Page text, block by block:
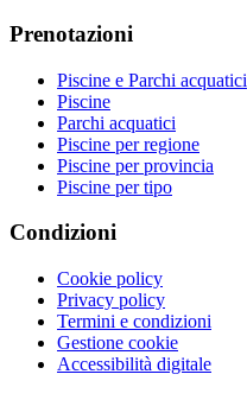
Prenotazioni
Piscine e Parchi acquatici
Piscine
Parchi acquatici
Piscine per regione
Piscine per provincia
Piscine per tipo
Condizioni
Cookie policy
Privacy policy
Termini e condizioni
Gestione cookie
Accessibilità digitale